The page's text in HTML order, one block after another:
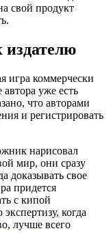
свой продукт
издателю
игра коммерчески
уже есть
что авторами
и регистрировать
нарисовал
мир, они сразу
доказывать свое
придется
с кипой
когда
лучше всего